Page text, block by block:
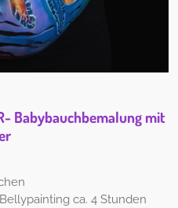
Babybauchbemalung mit
ca. 4 Stunden